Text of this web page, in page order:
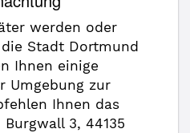
werden oder
Stadt Dortmund
Ihnen einige
Umgebung zur
Ihnen das
3, 44135